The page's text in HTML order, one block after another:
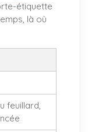
étiquette
là où
feuillard,